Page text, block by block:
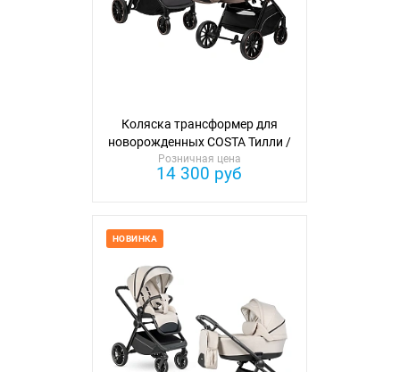
Коляска трансформер для
новорожденных COSTA Тилли /
Tillie
Розничная цена
14 300 руб
НОВИНКА